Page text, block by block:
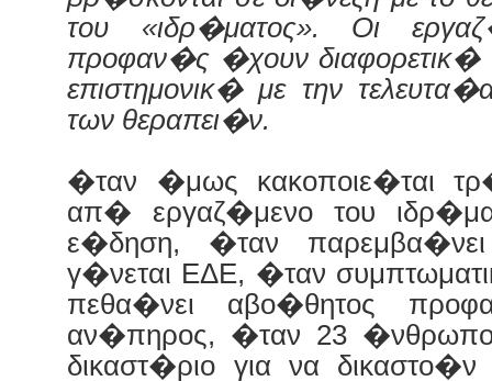
του «ιδρ�ματος». Οι
προφαν�ς �χουν
επιστημονικ� με την
των θεραπει�ν.
�ταν �μως κακοποιε�ται
απ� εργαζ�μενο του
ε�δηση, �ταν
γ�νεται ΕΔΕ, �ταν
πεθα�νει αβο�θητος
αν�πηρος, �ταν 23
δικαστ�ριο για να